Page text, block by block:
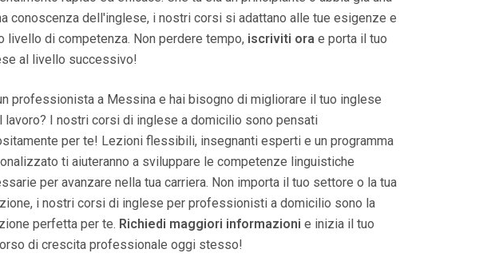
conoscenza dell'inglese, i nostri corsi si adattano alle tue esigenze e
livello di competenza. Non perdere tempo, iscriviti ora e porta il tuo
al livello successivo!
professionista a Messina e hai bisogno di migliorare il tuo inglese
lavoro? I nostri corsi di inglese a domicilio sono pensati
per te! Lezioni flessibili, insegnanti esperti e un programma
ti aiuteranno a sviluppare le competenze linguistiche
per avanzare nella tua carriera. Non importa il tuo settore o la tua
i nostri corsi di inglese per professionisti a domicilio sono la
perfetta per te. Richiedi maggiori informazioni e inizia il tuo
di crescita professionale oggi stesso!